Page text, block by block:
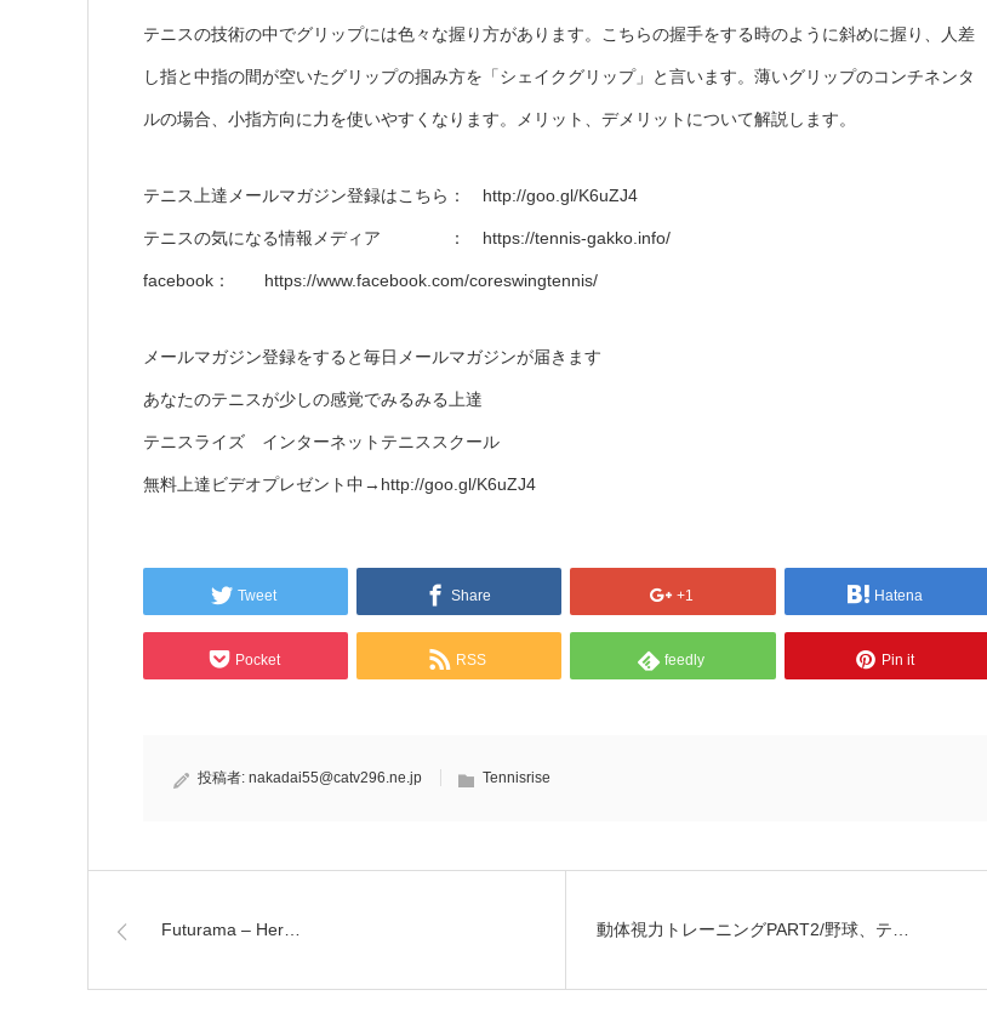
テニスの技術の中でグリップには色々な握り方があります。こちらの握手をする時のように斜めに握り、人差
し指と中指の間が空いたグリップの掴み方を「シェイクグリップ」と言います。薄いグリップのコンチネンタ
ルの場合、小指方向に力を使いやすくなります。メリット、デメリットについて解説します。
テニス上達メールマガジン登録はこちら： http://goo.gl/K6uZJ4
テニスの気になる情報メディア ： https://tennis-gakko.info/
facebook： https://www.facebook.com/coreswingtennis/
メールマガジン登録をすると毎日メールマガジンが届きます
あなたのテニスが少しの感覚でみるみる上達
テニスライズ インターネットテニススクール
無料上達ビデオプレゼント中→http://goo.gl/K6uZJ4
Tweet Share +1 Hatena
Pocket RSS feedly Pin it
投稿者: nakadai55@catv296.ne.jp Tennisrise
Futurama – Her… 動体視力トレーニングPART2/野球、テ…